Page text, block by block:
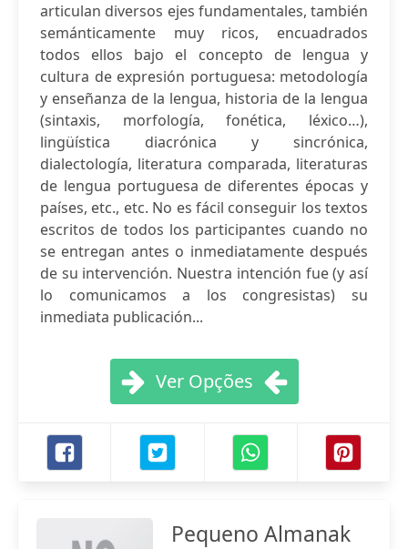
articulan diversos ejes fundamentales, también
semánticamente muy ricos, encuadrados
todos ellos bajo el concepto de lengua y
cultura de expresión portuguesa: metodología
y enseñanza de la lengua, historia de la lengua
(sintaxis, morfología, fonética, léxico…),
lingüística diacrónica y sincrónica,
dialectología, literatura comparada, literaturas
de lengua portuguesa de diferentes épocas y
países, etc., etc. No es fácil conseguir los textos
escritos de todos los participantes cuando no
se entregan antes o inmediatamente después
de su intervención. Nuestra intención fue (y así
lo comunicamos a los congresistas) su
inmediata publicación...
Ver Opções
Pequeno Almanak